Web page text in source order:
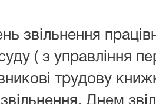
( з управління
трудову
Днем